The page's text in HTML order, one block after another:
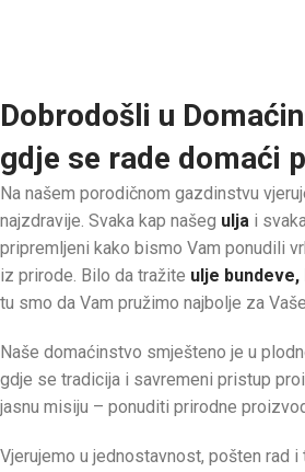
Dobrodošli u
gdje se rade domaći
Na našem porodičnom gazdinstvu
najzdravije. Svaka kap našeg ulja i
pripremljeni kako bismo Vam ponudili
iz prirode. Bilo da tražite ulje
tu smo da Vam pružimo najbolje za
Naše domaćinstvo smješteno je u
gdje se tradicija i savremeni pristup
jasnu misiju – ponuditi prirodne
Vjerujemo u jednostavnost, pošten rad